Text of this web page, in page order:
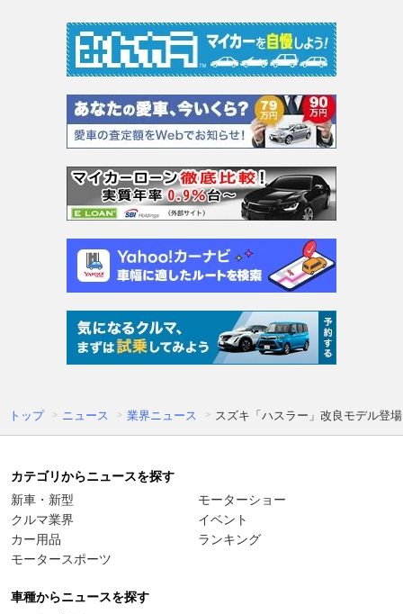
トップ ニュース 業界ニュース スズキ「ハスラー」改良モデル登
カテゴリからニュースを探す
新車・新型
クルマ業界
カー用品
モータースポーツ
モーターショー
イベント
ランキング
車種からニュースを探す